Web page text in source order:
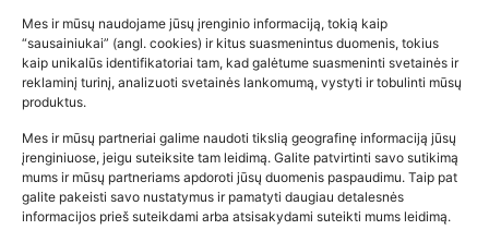
Mes ir mūsų naudojame jūsų įrenginio informaciją, tokią kaip
“sausainiukai” (angl. cookies) ir kitus suasmenintus duomenis, tokius
kaip unikalūs identifikatoriai tam, kad galėtume suasmeninti svetainės ir
reklaminį turinį, analizuoti svetainės lankomumą, vystyti ir tobulinti mūsų
produktus.
Mes ir mūsų partneriai galime naudoti tikslią geografinę informaciją jūsų
įrenginiuose, jeigu suteiksite tam leidimą. Galite patvirtinti savo sutikimą
mums ir mūsų partneriams apdoroti jūsų duomenis paspaudimu. Taip pat
galite pakeisti savo nustatymus ir pamatyti daugiau detalesnės
informacijos prieš suteikdami arba atsisakydami suteikti mums leidimą.